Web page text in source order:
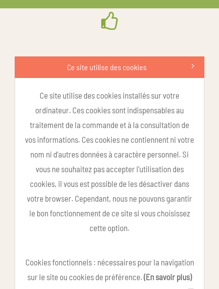
Ce site utilise des cookies
Ce site utilise des cookies installés sur votre
ordinateur. Ces cookies sont indispensables au
traitement de la commande et à la consultation de
vos informations. Ces cookies ne contiennent ni votre
nom ni d'autres données à caractère personnel. Si
vous ne souhaitez pas accepter l'utilisation des
cookies, il vous est possible de les désactiver dans
votre browser. Cependant, nous ne pouvons garantir
le bon fonctionnement de ce site si vous choisissez
cette option.
Cookies fonctionnels : nécessaires pour la navigation
sur le site ou cookies de préférence. (En savoir plus)